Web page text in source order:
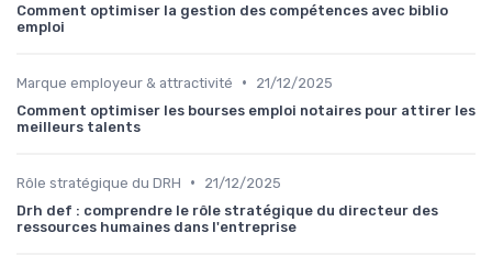
Comment optimiser la gestion des compétences avec biblio
emploi
Marque employeur & attractivité •
21/12/2025
Comment optimiser les bourses emploi notaires pour attirer les
meilleurs talents
Rôle stratégique du DRH •
21/12/2025
Drh def : comprendre le rôle stratégique du directeur des
ressources humaines dans l'entreprise